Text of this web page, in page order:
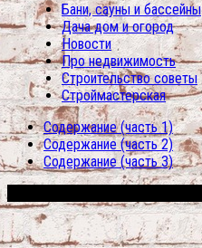
Бани, сауны и бассейны
Дача дом и огород
Новости
Про недвижимость
Строительство советы
Строймастерская
Содержание (часть 1)
Содержание (часть 2)
Содержание (часть 3)